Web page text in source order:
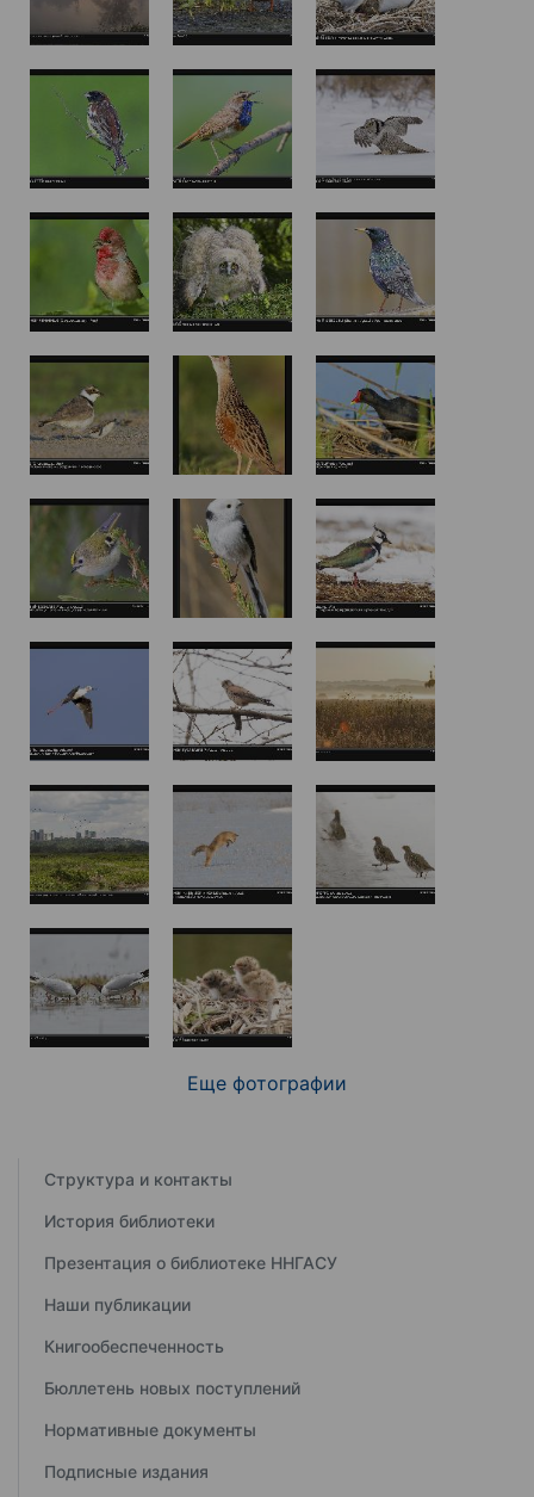
Еще фотографии
Структура и контакты
История библиотеки
Презентация о библиотеке ННГАСУ
Наши публикации
Книгообеспеченность
Бюллетень новых поступлений
Нормативные документы
Подписные издания